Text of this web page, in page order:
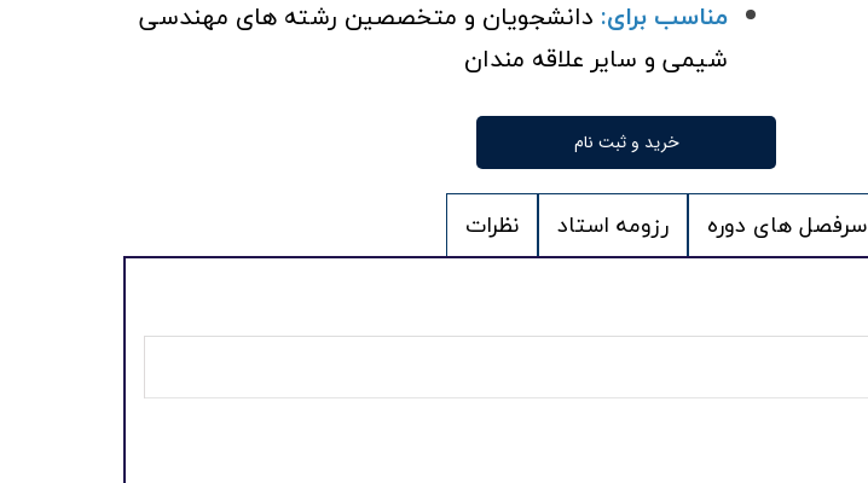
مناسب برای: دانشجویان و متخصصین رشته های مهندسی
شیمی و سایر علاقه مندان
خرید و ثبت نام
سرفصل های دوره رزومه استاد نظرات